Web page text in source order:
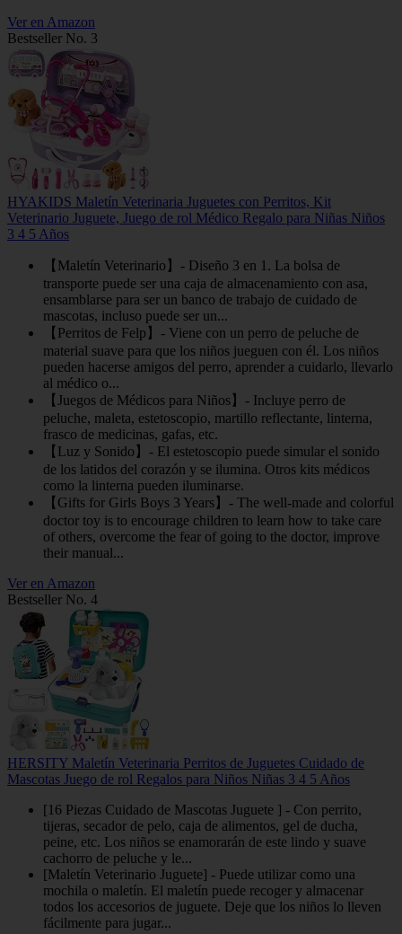
Ver en Amazon
Bestseller No. 3
HYAKIDS Maletín Veterinaria Juguetes con Perritos, Kit
Veterinario Juguete, Juego de rol Médico Regalo para Niñas Niños
3 4 5 Años
【Maletín Veterinario】- Diseño 3 en 1. La bolsa de
transporte puede ser una caja de almacenamiento con asa,
ensamblarse para ser un banco de trabajo de cuidado de
mascotas, incluso puede ser un...
【Perritos de Felp】- Viene con un perro de peluche de
material suave para que los niños jueguen con él. Los niños
pueden hacerse amigos del perro, aprender a cuidarlo, llevarlo
al médico o...
【Juegos de Médicos para Niños】- Incluye perro de
peluche, maleta, estetoscopio, martillo reflectante, linterna,
frasco de medicinas, gafas, etc.
【Luz y Sonido】- El estetoscopio puede simular el sonido
de los latidos del corazón y se ilumina. Otros kits médicos
como la linterna pueden iluminarse.
【Gifts for Girls Boys 3 Years】- The well-made and colorful
doctor toy is to encourage children to learn how to take care
of others, overcome the fear of going to the doctor, improve
their manual...
Ver en Amazon
Bestseller No. 4
HERSITY Maletín Veterinaria Perritos de Juguetes Cuidado de
Mascotas Juego de rol Regalos para Niños Niñas 3 4 5 Años
[16 Piezas Cuidado de Mascotas Juguete ] - Con perrito,
tijeras, secador de pelo, caja de alimentos, gel de ducha,
peine, etc. Los niños se enamorarán de este lindo y suave
cachorro de peluche y le...
[Maletín Veterinario Juguete] - Puede utilizar como una
mochila o maletín. El maletín puede recoger y almacenar
todos los accesorios de juguete. Deje que los niños lo lleven
fácilmente para jugar...